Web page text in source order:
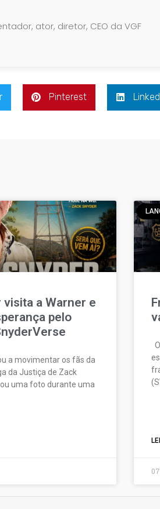
ator, diretor, CEO da VGF
Pinterest
visita a Warner e
pelo
a movimentar os fãs da
da Justiça de Zack
uma foto durante uma